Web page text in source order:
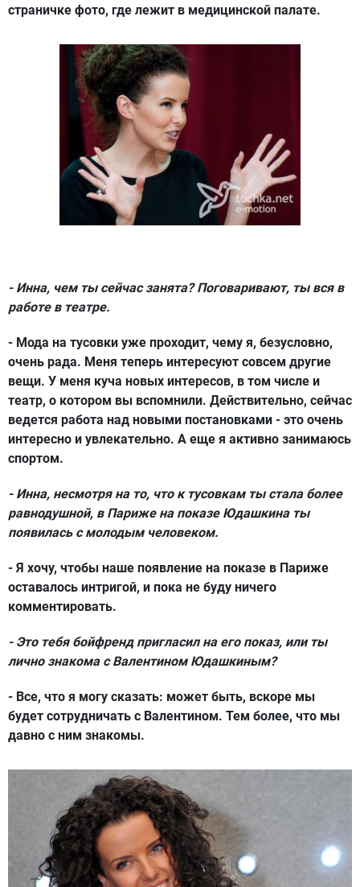
страничке фото, где лежит в медицинской палате.
- Инна, чем ты сейчас занята? Поговаривают, ты вся в
работе в театре.
- Мода на тусовки уже проходит, чему я, безусловно,
очень рада. Меня теперь интересуют совсем другие
вещи. У меня куча новых интересов, в том числе и
театр, о котором вы вспомнили. Действительно, сейчас
ведется работа над новыми постановками - это очень
интересно и увлекательно. А еще я активно занимаюсь
спортом.
- Инна, несмотря на то, что к тусовкам ты стала более
равнодушной, в Париже на показе Юдашкина ты
появилась с молодым человеком.
- Я хочу, чтобы наше появление на показе в Париже
оставалось интригой, и пока не буду ничего
комментировать.
- Это тебя бойфренд пригласил на его показ, или ты
лично знакома с Валентином Юдашкиным?
- Все, что я могу сказать: может быть, вскоре мы
будет сотрудничать с Валентином. Тем более, что мы
давно с ним знакомы.